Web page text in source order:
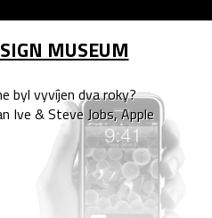
MUSEUM
byl vyvíjen dva roky?
Ive & Steve Jobs, Apple